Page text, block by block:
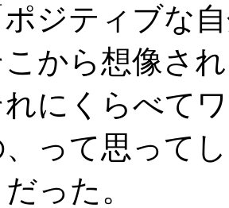
ジティブな
こから想像さ
にくらべて
、って思って
った。